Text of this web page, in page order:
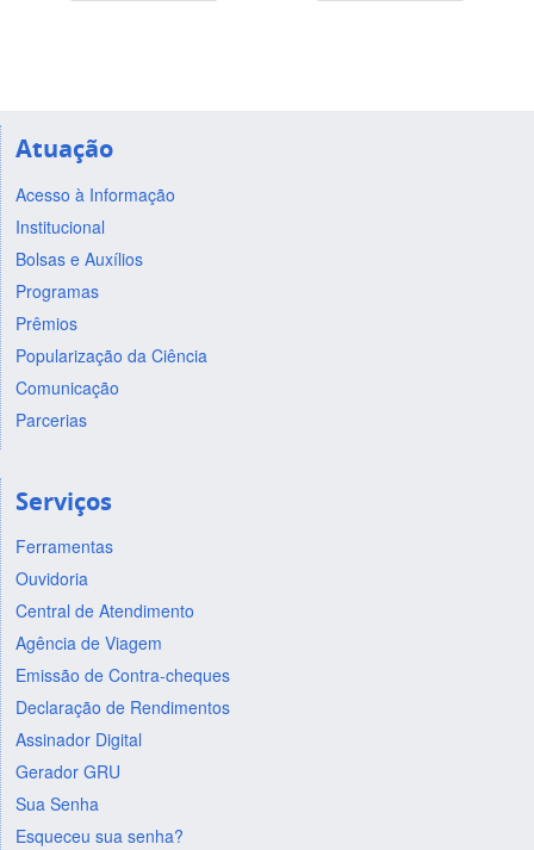
Atuação
Acesso à Informação
Institucional
Bolsas e Auxílios
Programas
Prêmios
Popularização da Ciência
Comunicação
Parcerias
Serviços
Ferramentas
Ouvidoria
Central de Atendimento
Agência de Viagem
Emissão de Contra-cheques
Declaração de Rendimentos
Assinador Digital
Gerador GRU
Sua Senha
Esqueceu sua senha?